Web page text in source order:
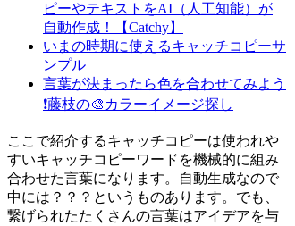
ピーやテキストをAI（人工知能）が
自動作成！【Catchy】
いまの時期に使えるキャッチコピーサ
ンプル
言葉が決まったら色を合わせてみよう
❗藤枝の🎨カラーイメージ探し
ここで紹介するキャッチコピーは使われや
すいキャッチコピーワードを機械的に組み
合わせた言葉になります。自動生成なので
中には？？？というものあります。でも、
繋げられたたくさんの言葉はアイデアを与